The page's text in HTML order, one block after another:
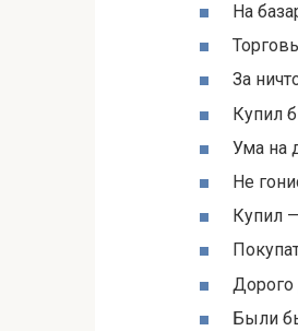
На
За
Купил
Ума на
Не
Купил
Дорого
Были